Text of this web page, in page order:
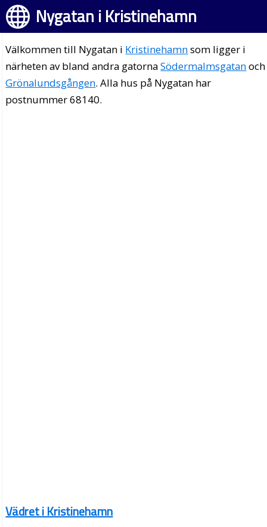
Nygatan i Kristinehamn
Välkommen till Nygatan i Kristinehamnsom ligger i
närheten av bland andra gatornaSödermalmsgatanoch
Grönalundsgången. Alla hus på Nygatan har
postnummer 68140.
Vädret i Kristinehamn